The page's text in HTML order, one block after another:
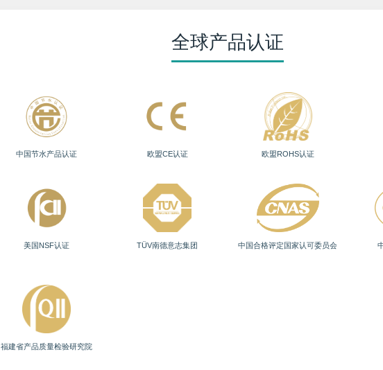
全球产品认证
中国节水产品认证 欧盟CE认证 欧盟ROHS认证
美国NSF认证 TÜV南德意志集团 中国合格评定国家认可委员会
福建省产品质量检验研究院